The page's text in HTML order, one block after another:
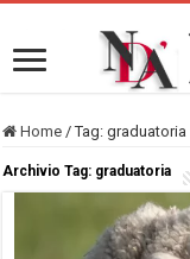
Home / Tag:graduatoria
Archivio Tag: graduatoria